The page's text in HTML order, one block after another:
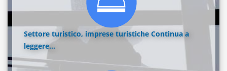
Settore turistico, imprese turistiche Continua a
leggere...